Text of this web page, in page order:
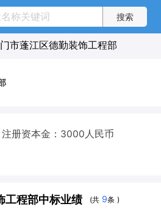
市蓬江区德勤装饰工程部
注册资本金：3000人民币
工程部中标业绩 (共 9条 )